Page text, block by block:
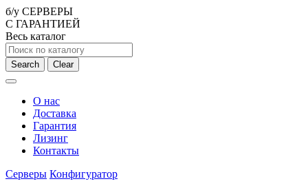
б/у СЕРВЕРЫ
С ГАРАНТИЕЙ
Весь каталог
Search Clear
О нас
Доставка
Гарантия
Лизинг
Контакты
Серверы Конфигуратор